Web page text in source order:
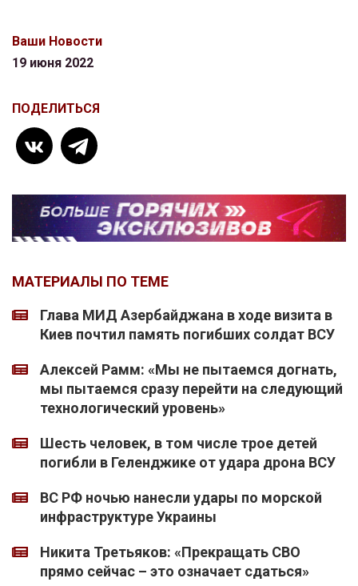
Ваши Новости
19 июня 2022
ПОДЕЛИТЬСЯ
МАТЕРИАЛЫ ПО ТЕМЕ
Глава МИД Азербайджана в ходе визита в
Киев почтил память погибших солдат ВСУ
Алексей Рамм: «Мы не пытаемся догнать,
мы пытаемся сразу перейти на следующий
технологический уровень»
Шесть человек, в том числе трое детей
погибли в Геленджике от удара дрона ВСУ
ВС РФ ночью нанесли удары по морской
инфраструктуре Украины
Никита Третьяков: «Прекращать СВО
прямо сейчас – это означает сдаться»